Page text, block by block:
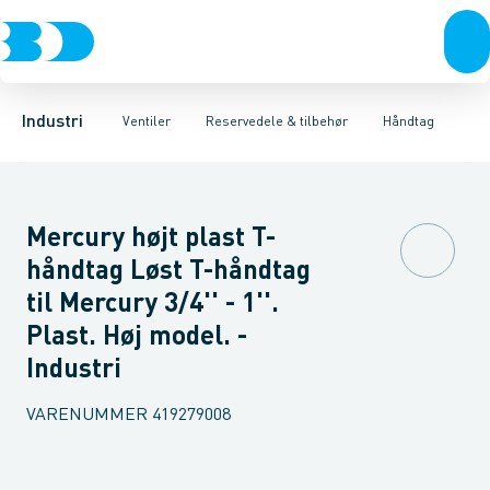
Industri Ventiler
VentilerRustfrit stål Sort stålGalvaniseret stål PlastIndustri
Reservedele & tilbehør
3-Delte kugleventiler 2-Delte kugleventiler3-VejsHåndtag
SpindelforlængereHåndtagReduktionerBeslag & låseskiver
Mercury højt plast T-
håndtag Løst T-håndtag
til Mercury 3/4'' - 1''.
Plast. Høj model. -
Industri
VARENUMMER 419279008